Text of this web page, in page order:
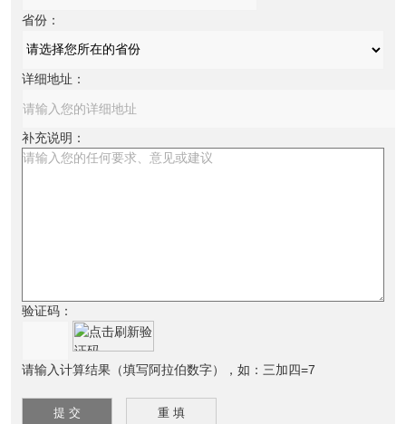
省份：
详细地址：
补充说明：
验证码：
请输入计算结果（填写阿拉伯数字），如：三加四=7